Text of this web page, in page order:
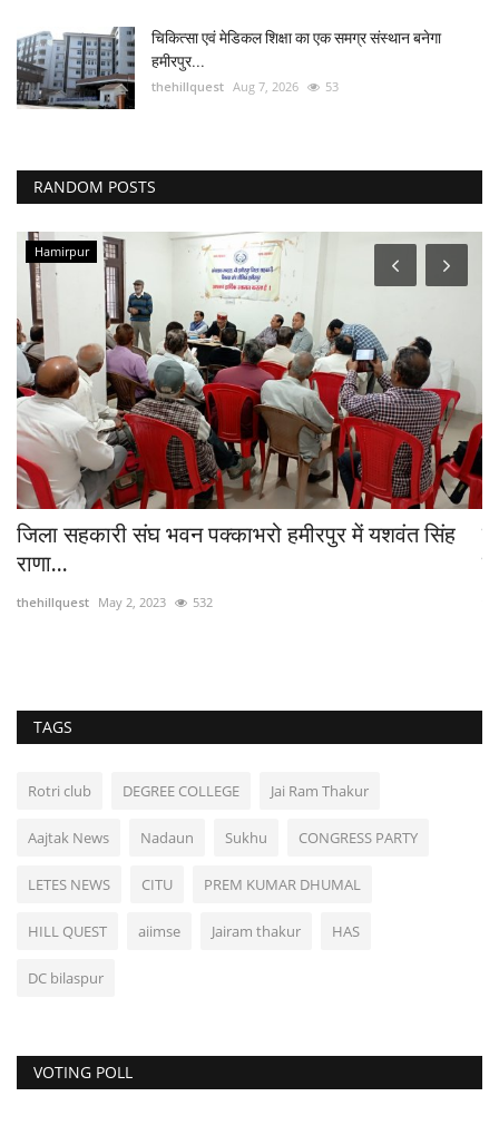
चिकित्सा एवं मेडिकल शिक्षा का एक समग्र संस्थान बनेगा
हमीरपुर...
thehillquest Aug 7, 2026 53
RANDOM POSTS
Hamirpur
जिला सहकारी संघ भवन पक्काभरो हमीरपुर में यशवंत सिंह
राणा...
thehillquest May 2, 2023 532
TAGS
Rotri club DEGREE COLLEGE Jai Ram Thakur
Aajtak News Nadaun Sukhu CONGRESS PARTY
LETES NEWS CITU PREM KUMAR DHUMAL
HILL QUEST aiimse Jairam thakur HAS
DC bilaspur
VOTING POLL